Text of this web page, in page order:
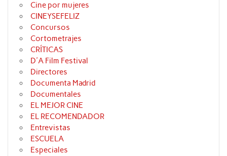
Cine por mujeres
CINEYSEFELIZ
Concursos
Cortometrajes
CRÍTICAS
D'A Film Festival
Directores
Documenta Madrid
Documentales
EL MEJOR CINE
EL RECOMENDADOR
Entrevistas
ESCUELA
Especiales